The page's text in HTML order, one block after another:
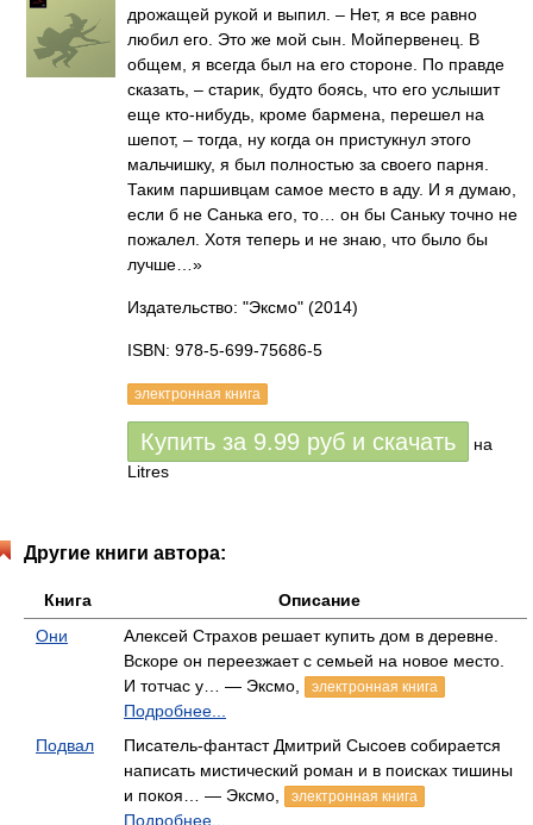
дрожащей рукой и выпил. – Нет, я все равно
любил его. Это же мой сын. Мойпервенец. В
общем, я всегда был на его стороне. По правде
сказать, – старик, будто боясь, что его услышит
еще кто-нибудь, кроме бармена, перешел на
шепот, – тогда, ну когда он пристукнул этого
мальчишку, я был полностью за своего парня.
Таким паршивцам самое место в аду. И я думаю,
если б не Санька его, то… он бы Саньку точно не
пожалел. Хотя теперь и не знаю, что было бы
лучше…»
Издательство: "Эксмо" (2014)
ISBN: 978-5-699-75686-5
электронная книга
Купить за 9.99 руб и скачать
на
Litres
Другие книги автора:
Книга
Описание
Они
Алексей Страхов решает купить дом в деревне.
Вскоре он переезжает с семьей на новое место.
И тотчас у… — Эксмо,
электронная книга
Подробнее...
Подвал
Писатель-фантаст Дмитрий Сысоев собирается
написать мистический роман и в поисках тишины
и покоя… — Эксмо,
электронная книга
Подробнее...